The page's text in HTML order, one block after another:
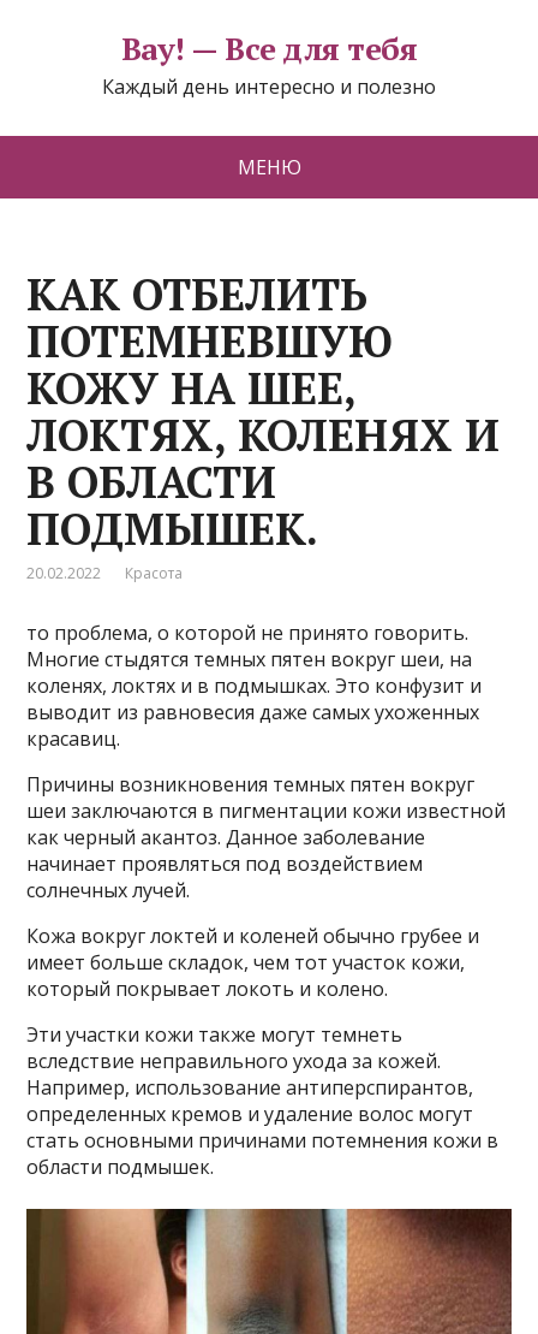
Вау! — Все для тебя
Каждый день интересно и полезно
МЕНЮ
КАК ОТБЕЛИТЬ
ПОТЕМНЕВШУЮ
КОЖУ НА ШЕЕ,
ЛОКТЯХ, КОЛЕНЯХ И
В ОБЛАСТИ
ПОДМЫШЕК.
20.02.2022 Красота
то проблема, о которой не принято говорить.
Многие стыдятся темных пятен вокруг шеи, на
коленях, локтях и в подмышках. Это конфузит и
выводит из равновесия даже самых ухоженных
красавиц.
Причины возникновения темных пятен вокруг
шеи заключаются в пигментации кожи известной
как черный акантоз. Данное заболевание
начинает проявляться под воздействием
солнечных лучей.
Кожа вокруг локтей и коленей обычно грубее и
имеет больше складок, чем тот участок кожи,
который покрывает локоть и колено.
Эти участки кожи также могут темнеть
вследствие неправильного ухода за кожей.
Например, использование антиперспирантов,
определенных кремов и удаление волос могут
стать основными причинами потемнения кожи в
области подмышек.